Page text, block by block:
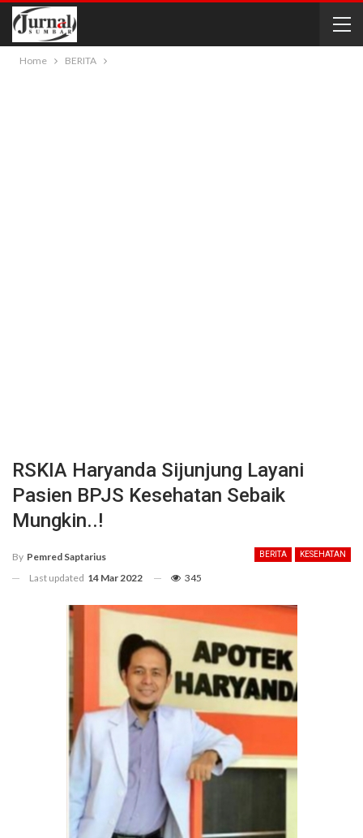
Home BERITA
RSKIA Haryanda Sijunjung Layani
Pasien BPJS Kesehatan Sebaik
Mungkin..!
BERITA KESEHATAN
By Pemred Saptarius
Last updated 14 Mar 2022 345